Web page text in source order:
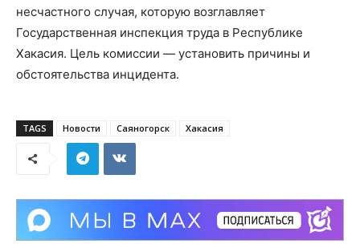
несчастного случая, которую возглавляет
Государственная инспекция труда в Республике
Хакасия. Цель комиссии — установить причины и
обстоятельства инцидента.
TAGS Новости Саяногорск Хакасия